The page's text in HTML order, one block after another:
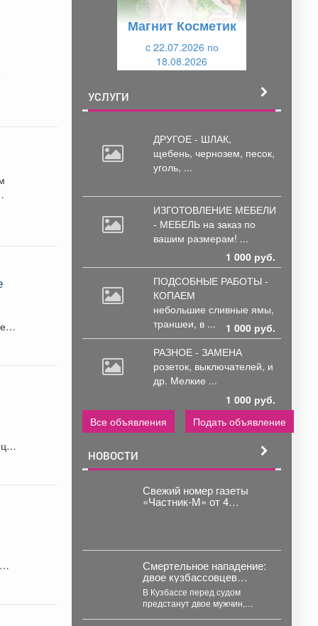
Магнит Косметик
c 22.07.2026 по
18.08.2026
УСЛУГИ
ДРУГОЕ - ШЛАК,
щебень, чернозем, песок,
уголь, ...
ИЗГОТОВЛЕНИЕ МЕБЕЛИ
- МЕБЕЛЬ на заказ по
вашим размерам! ...
1 000 руб.
ПОДСОБНЫЕ РАБОТЫ -
КОПАЕМ
небольшие сливные ямы,
траншеи, в ...
1 000 руб.
РАЗНОЕ - ЗАМЕНА
розеток, выключателей, и
др. Мелкие ...
1 000 руб.
Все объявления
Подать объявление
НОВОСТИ
Свежий номер газеты
«Частник‑М» от 4
Смертельное нападение:
двое кузбассовцев
жестоко расправились с
прохожим
В Кузбассе перед судом
предстанут двое мужчин,